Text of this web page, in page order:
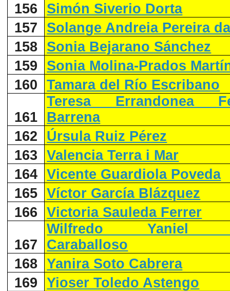
156
Simón Siverio Dorta
157
Solange Andreia Pereira
158
Sonia Bejarano Sánchez
159
Sonia Molina-Prados
160
Tamara del Río Escribano
161
Teresa Errandonea
Barrena
162
Úrsula Ruiz Pérez
163
Valencia Terra i Mar
164
Vicente Guardiola Poveda
165
Víctor García Blázquez
166
Victoria Sauleda Ferrer
167
Wilfredo Yaniel
Caraballoso
168
Yanira Soto Cabrera
169
Yioser Toledo Astengo